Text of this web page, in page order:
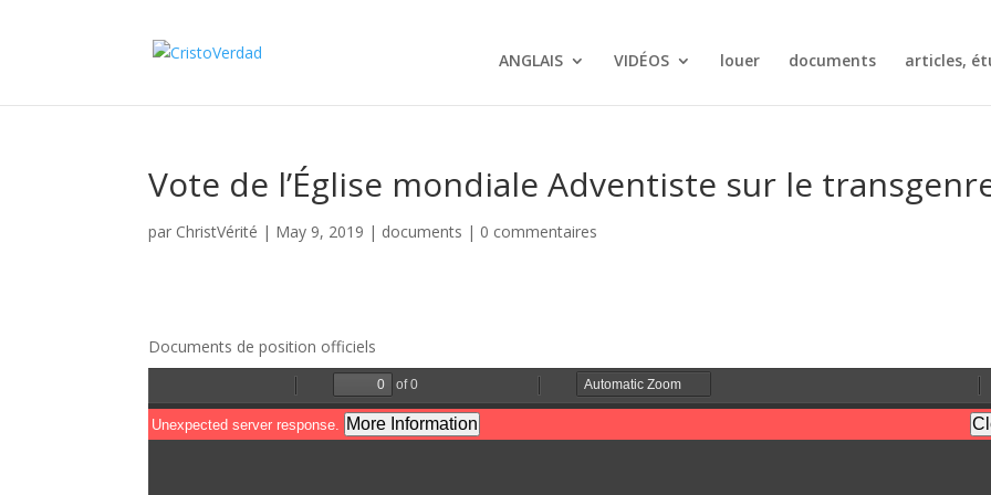
ANGLAIS VIDÉOS louer documents articles,
Vote de l’Église mondiale Adventiste sur le
par ChristVérité | May 9, 2019 | documents | 0 commentaires
Documents de position officiels